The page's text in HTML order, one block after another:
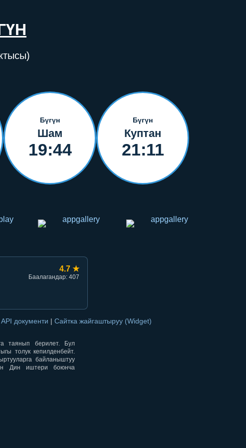
Бүгүн
Шам
19:44
Бүгүн
Куптан
21:11
4.7 ★
Баалагандар: 407
API документи | Сайтка жайгаштыруу (Widget)
таянып берилет. Бул
толук кепилденбейт.
байланыштуу
Дин иштери боюнча